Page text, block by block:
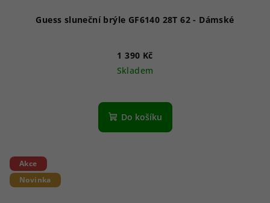
Guess sluneční brýle GF6140 28T 62 - Dámské
1 390 Kč
Skladem
Do košíku
Akce
Novinka